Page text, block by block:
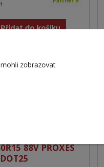
Přidat do košíku
88V PROXES
zobrazovat